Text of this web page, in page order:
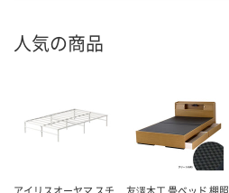
人気の商品